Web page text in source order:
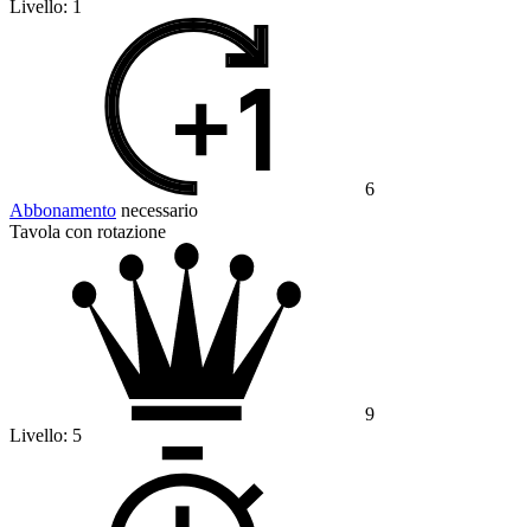
Livello: 1
6
Abbonamento necessario
Tavola con rotazione
9
Livello: 5